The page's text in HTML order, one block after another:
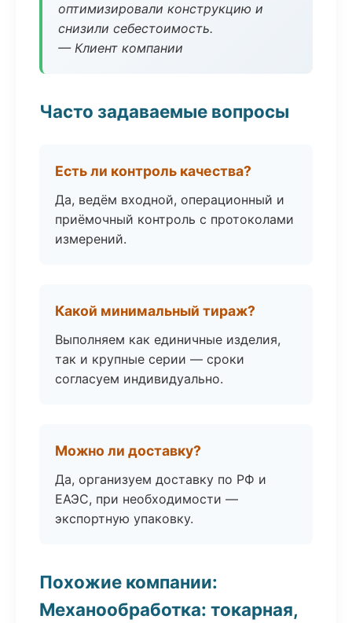
оптимизировали конструкцию и
снизили себестоимость.
— Клиент компании
Часто задаваемые вопросы
Есть ли контроль качества?
Да, ведём входной, операционный и
приёмочный контроль с протоколами
измерений.
Какой минимальный тираж?
Выполняем как единичные изделия,
так и крупные серии — сроки
согласуем индивидуально.
Можно ли доставку?
Да, организуем доставку по РФ и
ЕАЭС, при необходимости —
экспортную упаковку.
Похожие компании:
Механообработка: токарная,